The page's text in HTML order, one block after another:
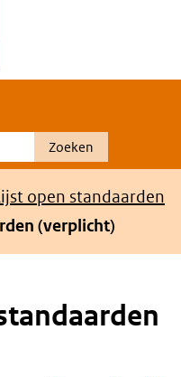
Zoeken
open standaarden
(verplicht)